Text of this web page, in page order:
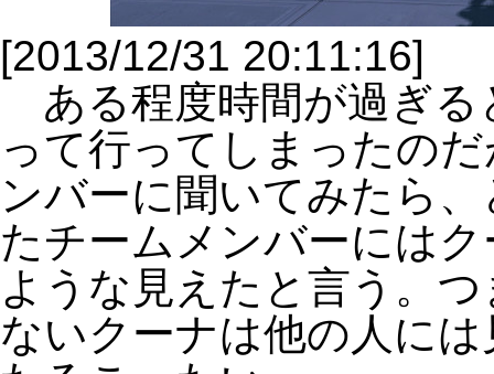
[2013/12/31 20:11:16]
ある程度時間が過ぎる
って行ってしまったの
ンバーに聞いてみたら
たチームメンバーには
ような見えたと言う。
ないクーナは他の人に